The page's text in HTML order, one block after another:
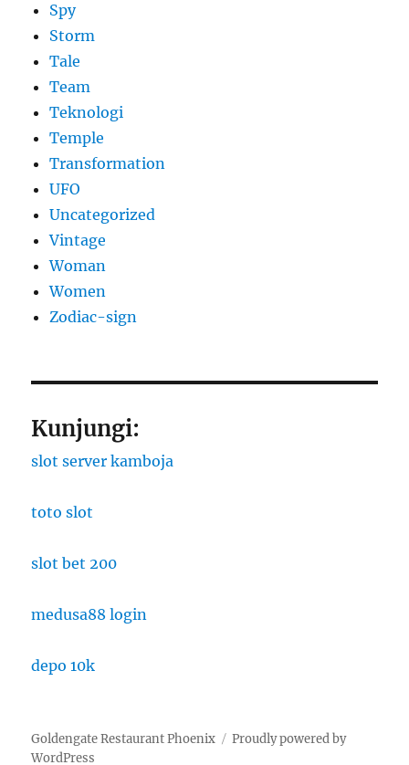
Spy
Storm
Tale
Team
Teknologi
Temple
Transformation
UFO
Uncategorized
Vintage
Woman
Women
Zodiac-sign
Kunjungi:
slot server kamboja
toto slot
slot bet 200
medusa88 login
depo 10k
Goldengate Restaurant Phoenix
Proudly powered by
WordPress